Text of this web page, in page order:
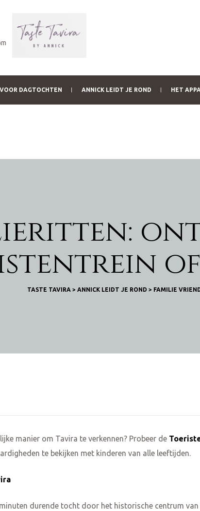
DAGTOCHTEN ANNICK LEIDT JE ROND HET
TASTE TAVIRA > ANNICK LEIDT JE ROND > FAMILIE
manier om Tavira te verkennen? Probeer de
te bekijken met kinderen van alle leeftijden.
durende tocht door het historische centrum